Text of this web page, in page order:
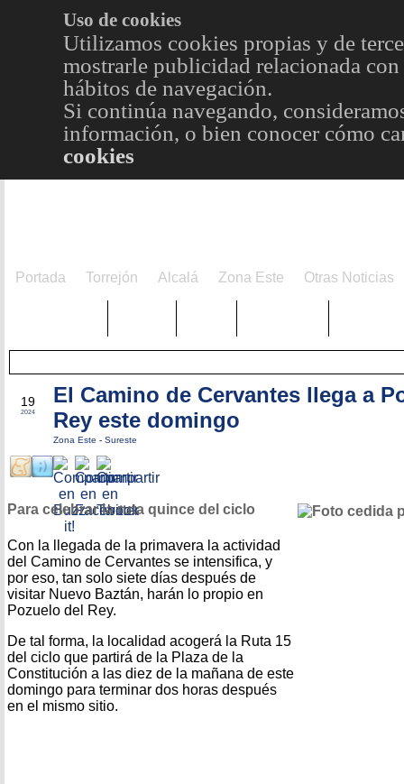
Uso de cookies
Utilizamos cookies propias y de
mostrarle publicidad relacionada
hábitos de navegación.
Si continúa navegando,
información, o bien conocer cómo
cookies
Portada Torrejón Alcalá Zona Este Otras Noticias
19
2024
El Camino de Cervantes llega a
Rey este domingo
Zona Este - Sureste
Para celebrar la ruta quince del ciclo
Con la llegada de la primavera la actividad
del Camino de Cervantes se intensifica, y
por eso, tan solo siete días después de
visitar Nuevo Baztán, harán lo propio en
Pozuelo del Rey.
De tal forma, la localidad acogerá la Ruta 15
del ciclo que partirá de la Plaza de la
Constitución a las diez de la mañana de este
domingo para terminar dos horas después
en el mismo sitio.